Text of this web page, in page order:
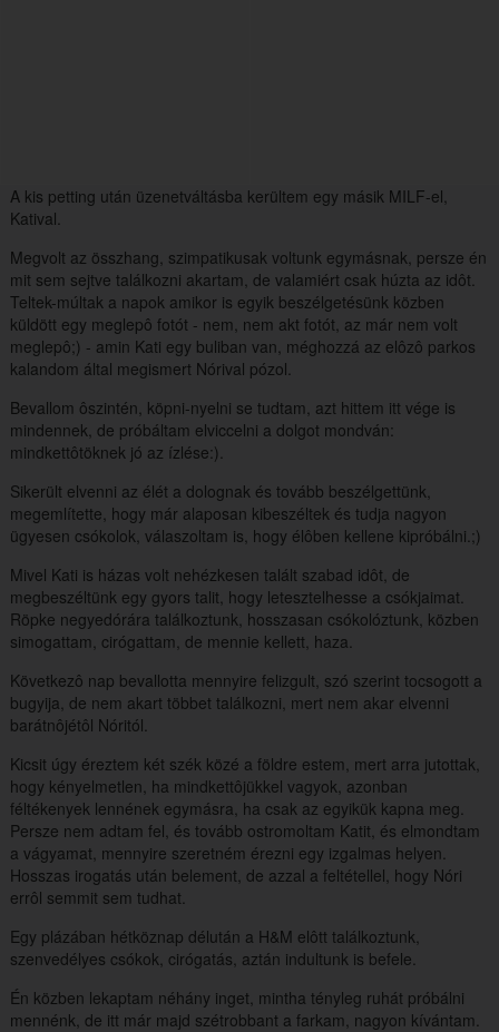
A kis petting után üzenetváltásba kerültem egy másik MILF-el,
Katival.
Megvolt az összhang, szimpatikusak voltunk egymásnak, persze én
mit sem sejtve találkozni akartam, de valamiért csak húzta az idôt.
Teltek-múltak a napok amikor is egyik beszélgetésünk közben
küldött egy meglepô fotót - nem, nem akt fotót, az már nem volt
meglepô;) - amin Kati egy buliban van, méghozzá az elôzô parkos
kalandom által megismert Nórival pózol.
Bevallom ôszintén, köpni-nyelni se tudtam, azt hittem itt vége is
mindennek, de próbáltam elviccelni a dolgot mondván:
mindkettôtöknek jó az ízlése:).
Sikerült elvenni az élét a dolognak és tovább beszélgettünk,
megemlítette, hogy már alaposan kibeszéltek és tudja nagyon
ügyesen csókolok, válaszoltam is, hogy élôben kellene kipróbálni.;)
Mivel Kati is házas volt nehézkesen talált szabad idôt, de
megbeszéltünk egy gyors talit, hogy letesztelhesse a csókjaimat.
Röpke negyedórára találkoztunk, hosszasan csókolóztunk, közben
simogattam, cirógattam, de mennie kellett, haza.
Következô nap bevallotta mennyire felizgult, szó szerint tocsogott a
bugyija, de nem akart többet találkozni, mert nem akar elvenni
barátnôjétôl Nóritól.
Kicsit úgy éreztem két szék közé a földre estem, mert arra jutottak,
hogy kényelmetlen, ha mindkettôjükkel vagyok, azonban
féltékenyek lennének egymásra, ha csak az egyikük kapna meg.
Persze nem adtam fel, és tovább ostromoltam Katit, és elmondtam
a vágyamat, mennyire szeretném érezni egy izgalmas helyen.
Hosszas irogatás után belement, de azzal a feltétellel, hogy Nóri
errôl semmit sem tudhat.
Egy plázában hétköznap délután a H&M elôtt találkoztunk,
szenvedélyes csókok, cirógatás, aztán indultunk is befele.
Én közben lekaptam néhány inget, mintha tényleg ruhát próbálni
mennénk, de itt már majd szétrobbant a farkam, nagyon kívántam.